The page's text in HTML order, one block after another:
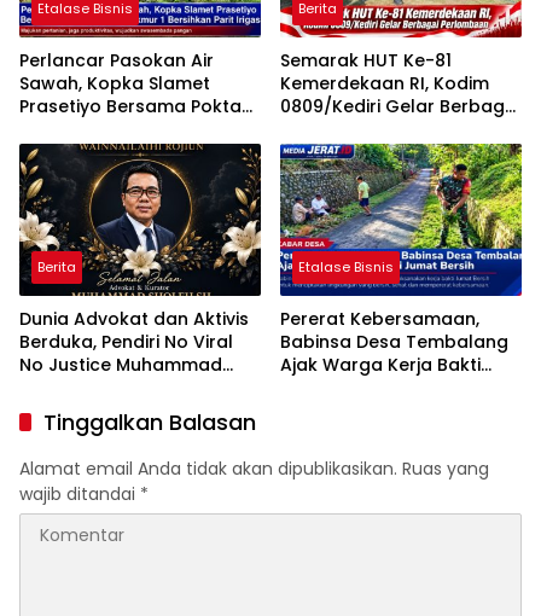
Etalase Bisnis
Perlancar Pasokan Air
Sawah, Kopka Slamet
Prasetiyo Bersama Poktan
Parit Irigasi
Berita
Semarak HUT Ke-81
Kemerdekaan RI, Kodim
0809/Kediri Gelar Berbagai
Berita
Dunia Advokat dan Aktivis
Berduka, Pendiri No Viral
No Justice Muhammad
Etalase Bisnis
Pererat Kebersamaan,
Babinsa Desa Tembalang
Ajak Warga Kerja Bakti
Tinggalkan Balasan
Alamat email Anda tidak akan dipublikasikan. Ruas yang
wajib ditandai *